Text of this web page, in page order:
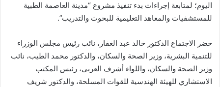
اليوم؛ لمتابعة إجراءات بدء تنفيذ مشروع “مدينة العاصمة الطبية
للمستشفيات والمعاهد التعليمية للبحوث والتدريب”.
حضر الاجتماع الدكتور خالد عبد الغفار، نائب رئيس مجلس الوزراء
للتنمية البشرية، وزير الصحة والسكان، والدكتور محمد الطيب، نائب
وزير الصحة والسكان، واللواء أشرف العربي، رئيس المكتب
الاستشاري للهيئة الهندسية للقوات المسلحة، والدكتور شريف